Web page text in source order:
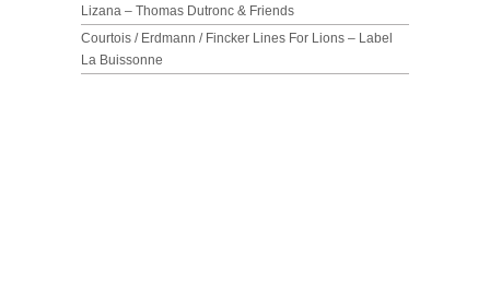
Lizana – Thomas Dutronc & Friends
Courtois / Erdmann / Fincker Lines For Lions – Label
La Buissonne